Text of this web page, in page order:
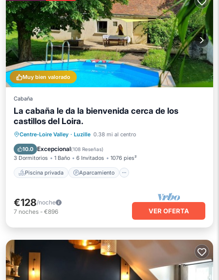
Muy bien valorado
Cabaña
La cabaña le da la bienvenida cerca de los
castillos del Loira.
Centre-Loire Valley · Luzille 0.38 mi al centro
10.0 Excepcional(108 Reseñas)
3 Dormitorios 1 Baño 6 Invitados 1076 pies²
Piscina privada Aparcamiento
Piscina privada
Aparcamiento
Piscina
Vista al mar
€128/noche
7 noches - €896 VER OFERTA